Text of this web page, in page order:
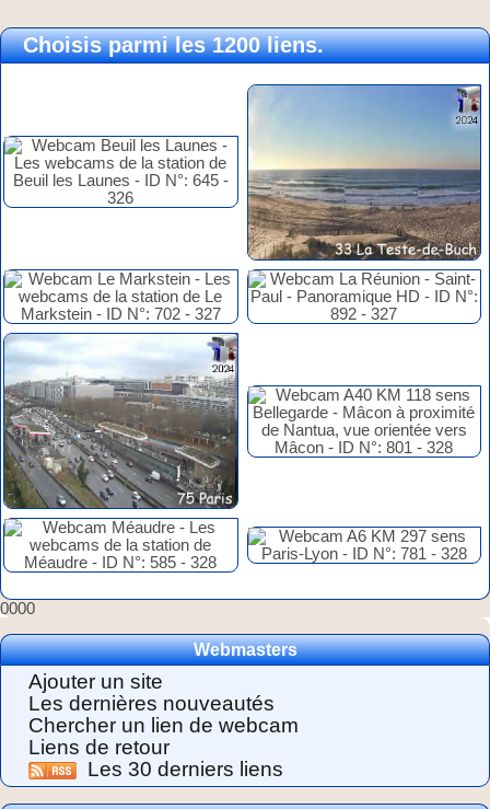
Choisis parmi les 1200 liens.
0000
Webmasters
Ajouter un site
Les dernières nouveautés
Chercher un lien de webcam
Liens de retour
Les 30 derniers liens